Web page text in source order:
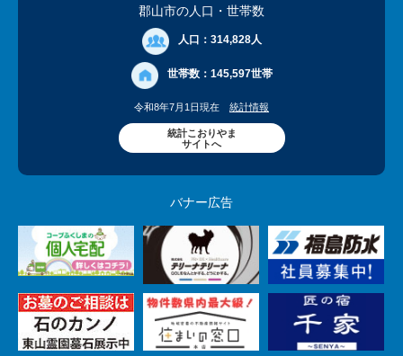
郡山市の人口 ・世帯数
人口： 314,828人
世帯数： 145,597世帯
令和8年7月1日現在 統計情報
統計こおりやま
サイトへ
バナー広告